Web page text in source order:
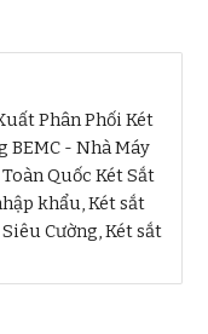
Phân Phối Két
BEMC - Nhà Máy
Quốc Két Sắt
khẩu, Két sắt
Cường, Két sắt